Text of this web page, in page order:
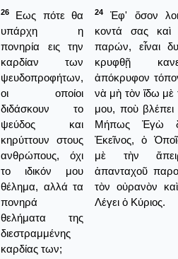
26
Εως πότε θα
υπάρχη η
πονηρία εις την
καρδίαν των
ψευδοπροφήτων,
οι οποίοι
διδάσκουν το
ψεύδος και
κηρύττουν στους
ανθρώπους, όχι
το ιδικόν μου
θέλημα, αλλά τα
πονηρά
θελήματα της
διεστραμμένης
καρδίας των;
24
Ἐφ' ὅσον
κοντά σας καὶ
παρών, εἶναι
κρυφθῇ
ἀπόκρυφον
νὰ μὴ τὸν ἴδω μὲ
μου, ποὺ
Μήπως Ἐγὼ
Ἐκεῖνος, ὁ
μὲ τὴν
ἁπανταχοῦ
τὸν οὐρανὸν
Λέγει ὁ Κύριος.